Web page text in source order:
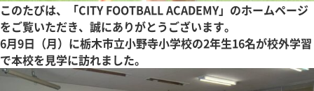
このたびは、「CITY FOOTBALL ACADEMY」のホームページ
をご覧いただき、誠にありがとうございます。
6月9日（月）に栃木市立小野寺小学校の2年生16名が校外学習
で本校を見学に訪れました。